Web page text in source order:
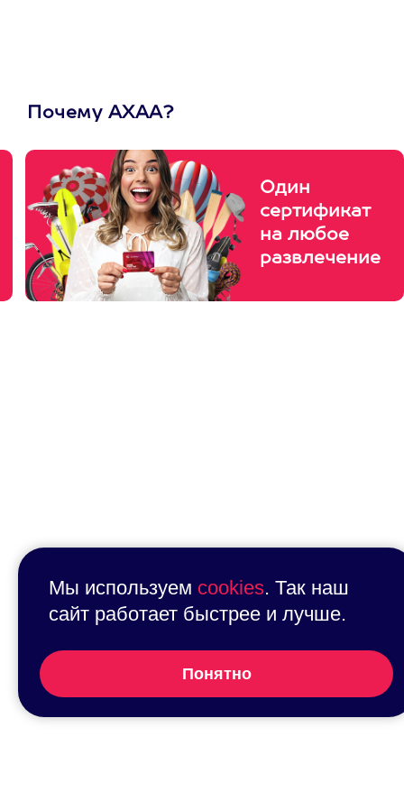
Почему АХАА?
Один
сертификат
на любое
развлечение
Мы используем cookies. Так наш
сайт работает быстрее и лучше.
Понятно